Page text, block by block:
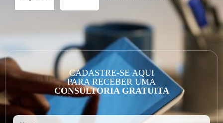
CADASTRE-SE AQUI
PARA RECEBER UMA
CONSULTORIA GRATUITA